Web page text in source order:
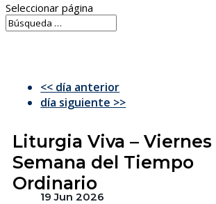
Seleccionar página
<< día anterior
día siguiente >>
Liturgia Viva – Viernes
Semana del Tiempo
Ordinario
19 Jun 2026